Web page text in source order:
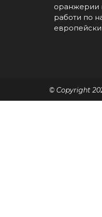
оранжерии
работи по
европейски
© Copyright